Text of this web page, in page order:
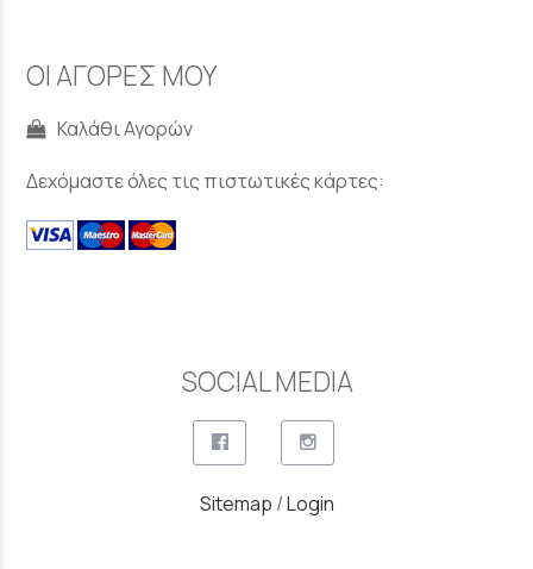
ΟΙ ΑΓΟΡΕΣ ΜΟΥ
Καλάθι Αγορών
Δεχόμαστε όλες τις πιστωτικές κάρτες:
SOCIAL MEDIA
Sitemap /Login